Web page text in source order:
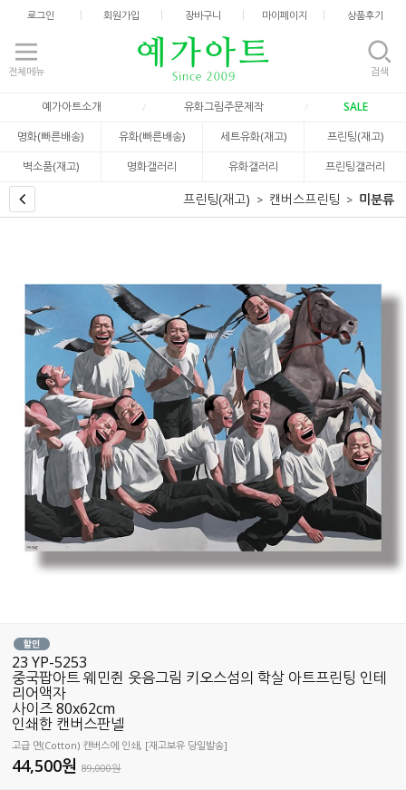
로그인 회원가입 장바구니 마이페이지 상품후기
전체메뉴 검색
예가아트소개 유화그림주문제작
SALE
명화(빠른배송)
유화(빠른배송) 세트유화(재고)
프린팅(재고)
벽소품(재고)
명화갤러리 유화갤러리 프린팅갤러리
프린팅(재고) 캔버스프린팅 미분류
23 YP-5253
중국팝아트 웨민쥔 웃음그림 키오스섬의 학살 아트프린팅 인테
리어액자
사이즈 80x62cm
인쇄한 캔버스판넬
고급 면(Cotton) 캔버스에 인쇄, [재고보유 당일발송]
44,500원89,000원